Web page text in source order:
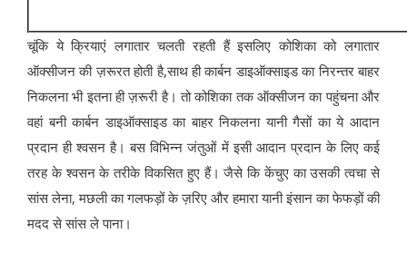
चूंकि ये क्रियाएं लगातार चलती रहती हैं इसलिए कोशिका को लगातार
ऑक्‍सीजन की ज़रूरत होती है,साथ ही कार्बन डाइऑक्‍साइड का निरन्‍तर बाहर
निकलना भी इतना ही ज़रूरी है। तो कोशिका तक ऑक्‍सीजन का पहुंचना और
वहां बनी कार्बन डाइऑक्‍साइड का बाहर निकलना यानी गैसों का ये आदान
प्रदान ही श्‍वसन है। बस विभिन्‍न जंतुओं में इसी आदान प्रदान के लिए कई
तरह के श्‍वसन के तरीके विकसित हुए हैं। जैसे कि केंचुए का उसकी त्‍वचा से
सांस लेना, मछली का गलफड़ों के ज़रिए और हमारा यानी इंसान का फेफड़ों की
मदद से सांस ले पाना।